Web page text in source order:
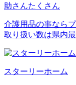
助さんたくさん
介護用品の事ならプ
取り扱い数は県内最
スターリーホーム